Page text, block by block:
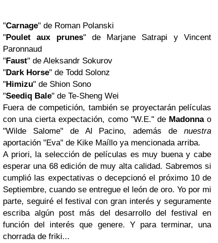
"Carnage" de Roman Polanski
"Poulet aux prunes" de Marjane Satrapi y Vincent
Paronnaud
"Faust" de Aleksandr Sokurov
"Dark Horse" de Todd Solonz
"Himizu" de Shion Sono
"Seediq Bale" de Te-Sheng Wei
Fuera de competición, también se proyectarán películas
con una cierta expectación, como "W.E." de Madonnao
"Wilde Salome" de Al Pacino, además de nuestra
aportación "Eva" de Kike Maíllo ya mencionada arriba.
A priori, la selección de películas es muy buena y cabe
esperar una 68 edición de muy alta calidad. Sabremos si
cumplió las expectativas o decepcionó el próximo 10 de
Septiembre, cuando se entregue el león de oro. Yo por mi
parte, seguiré el festival con gran interés y seguramente
escriba algún post más del desarrollo del festival en
función del interés que genere. Y para terminar, una
chorrada de friki...